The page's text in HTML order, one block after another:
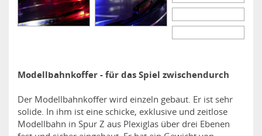
Modellbahnkoffer - für das Spiel zwischendurch
Der Modellbahnkoffer wird einzeln gebaut. Er ist sehr
solide. In ihm ist eine schicke, exklusive und zeitlose
Modellbahn in Spur Z aus Plexiglas über drei Ebenen